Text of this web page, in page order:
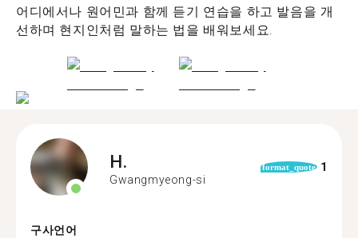
어디에서나 원어민과 함께 듣기 연습을 하고 발음을 개
선하며 현지인처럼 말하는 법을 배워보세요.
H.
Gwangmyeong-si
format_quote 1
구사언어